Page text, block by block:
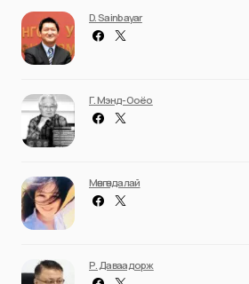
D. Sainbayar
Г. Мэнд-Ооёо
Мөнгөндалай
Р. Даваадорж